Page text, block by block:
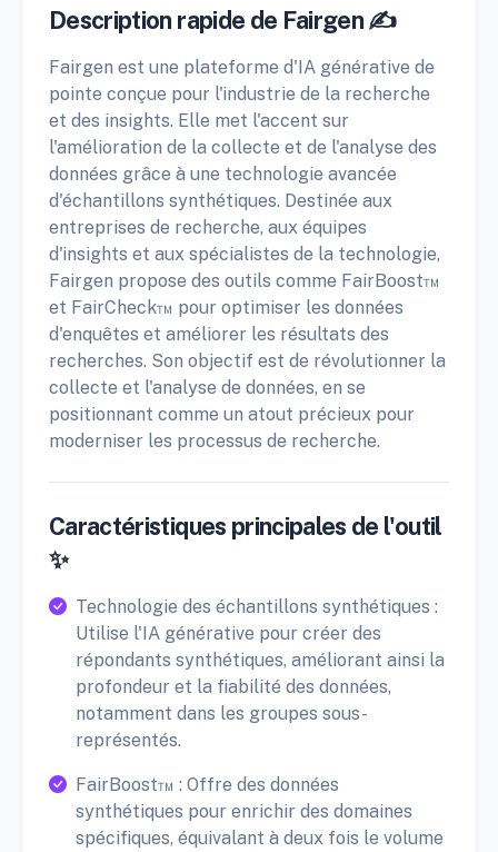
Description rapide de Fairgen ✍️
Fairgen est une plateforme d'IA générative de
pointe conçue pour l'industrie de la recherche
et des insights. Elle met l'accent sur
l'amélioration de la collecte et de l'analyse des
données grâce à une technologie avancée
d'échantillons synthétiques. Destinée aux
entreprises de recherche, aux équipes
d'insights et aux spécialistes de la technologie,
Fairgen propose des outils comme FairBoost™
et FairCheck™ pour optimiser les données
d'enquêtes et améliorer les résultats des
recherches. Son objectif est de révolutionner la
collecte et l'analyse de données, en se
positionnant comme un atout précieux pour
moderniser les processus de recherche.
Caractéristiques principales de l'outil
✨
Technologie des échantillons synthétiques :
Utilise l'IA générative pour créer des
répondants synthétiques, améliorant ainsi la
profondeur et la fiabilité des données,
notamment dans les groupes sous-
représentés.
FairBoost™ : Offre des données
synthétiques pour enrichir des domaines
spécifiques, équivalant à deux fois le volume